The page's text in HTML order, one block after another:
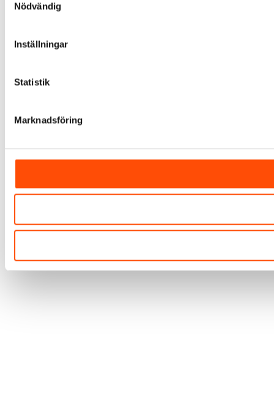
Nödvändig
Inställningar
Statistik
Marknadsföring